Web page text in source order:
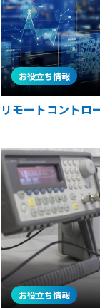
お役立ち情報
リモートコントロ
お役立ち情報